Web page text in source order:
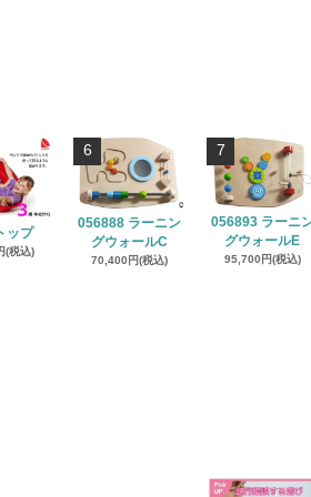
ップ
(税込)
6
056888 ラーニン
グウォールC
70,400円(税込)
7
056893 ラーニ
グウォールE
95,700円(税込)